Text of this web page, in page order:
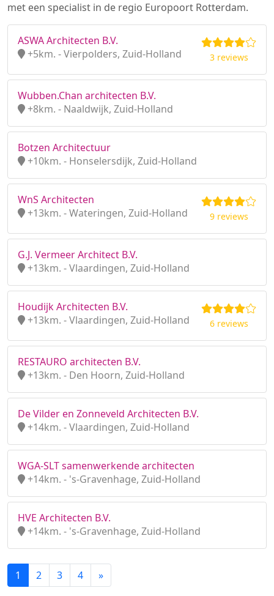
met een specialist in de regio Europoort Rotterdam.
ASWA Architecten B.V.
+5km. - Vierpolders, Zuid-Holland
3 reviews
Wubben.Chan architecten B.V.
+8km. - Naaldwijk, Zuid-Holland
Botzen Architectuur
+10km. - Honselersdijk, Zuid-Holland
WnS Architecten
+13km. - Wateringen, Zuid-Holland
9 reviews
G.J. Vermeer Architect B.V.
+13km. - Vlaardingen, Zuid-Holland
Houdijk Architecten B.V.
+13km. - Vlaardingen, Zuid-Holland
6 reviews
RESTAURO architecten B.V.
+13km. - Den Hoorn, Zuid-Holland
De Vilder en Zonneveld Architecten B.V.
+14km. - Vlaardingen, Zuid-Holland
WGA-SLT samenwerkende architecten
+14km. - 's-Gravenhage, Zuid-Holland
HVE Architecten B.V.
+14km. - 's-Gravenhage, Zuid-Holland
1 2 3 4 »